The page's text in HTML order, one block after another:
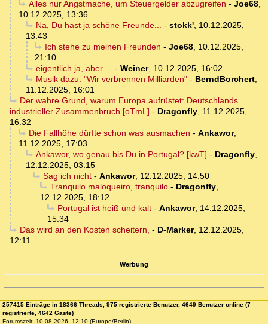
Alles nur Angstmache, um Steuergelder abzugreifen - Joe68,
10.12.2025, 13:36
Na, Du hast ja schöne Freunde... - stokk', 10.12.2025,
13:43
Ich stehe zu meinen Freunden - Joe68, 10.12.2025,
21:10
eigentlich ja, aber ... - Weiner, 10.12.2025, 16:02
Musik dazu: "Wir verbrennen Milliarden"- BerndBorchert,
11.12.2025, 16:01
Der wahre Grund, warum Europa aufrüstet: Deutschlands
industrieller Zusammenbruch [oTmL] - Dragonfly, 11.12.2025,
16:32
Die Fallhöhe dürfte schon was ausmachen - Ankawor,
11.12.2025, 17:03
Ankawor, wo genau bis Du in Portugal? [kwT] - Dragonfly,
12.12.2025, 03:15
Sag ich nicht- Ankawor, 12.12.2025, 14:50
Tranquilo maloqueiro, tranquilo- Dragonfly,
12.12.2025, 18:12
Portugal ist heiß und kalt- Ankawor, 14.12.2025,
15:34
Das wird an den Kosten scheitern, - D-Marker, 12.12.2025,
12:11
Werbung
257415 Einträge in 18366 Threads, 975 registrierte Benutzer, 4649 Benutzer online (7
registrierte, 4642 Gäste)
Forumszeit: 10.08.2026, 12:10 (Europe/Berlin)